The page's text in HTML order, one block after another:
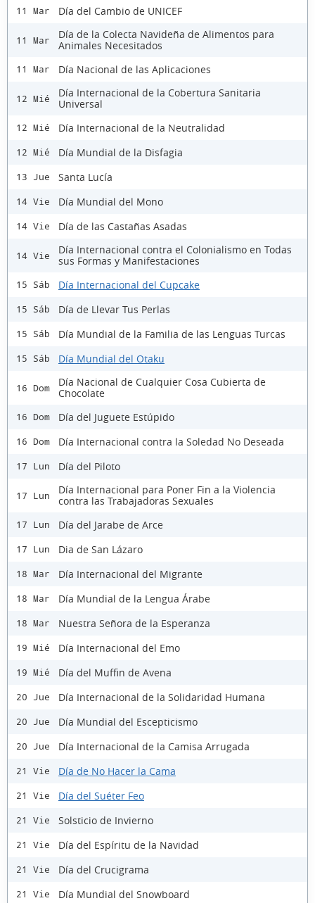
11 Mar Día del Cambio de UNICEF
11 Mar
Día de la Colecta Navideña de Alimentos para
Animales Necesitados
11 Mar Día Nacional de las Aplicaciones
12 Mié
Día Internacional de la Cobertura Sanitaria
Universal
12 Mié Día Internacional de la Neutralidad
12 Mié Día Mundial de la Disfagia
13 Jue Santa Lucía
14 Vie Día Mundial del Mono
14 Vie Día de las Castañas Asadas
14 Vie
Día Internacional contra el Colonialismo en Todas
sus Formas y Manifestaciones
15 Sáb Día Internacional del Cupcake
15 Sáb Día de Llevar Tus Perlas
15 Sáb Día Mundial de la Familia de las Lenguas Turcas
15 Sáb Día Mundial del Otaku
16 Dom
Día Nacional de Cualquier Cosa Cubierta de
Chocolate
16 Dom Día del Juguete Estúpido
16 Dom Día Internacional contra la Soledad No Deseada
17 Lun Día del Piloto
17 Lun
Día Internacional para Poner Fin a la Violencia
contra las Trabajadoras Sexuales
17 Lun Día del Jarabe de Arce
17 Lun Dia de San Lázaro
18 Mar Día Internacional del Migrante
18 Mar Día Mundial de la Lengua Árabe
18 Mar Nuestra Señora de la Esperanza
19 Mié Día Internacional del Emo
19 Mié Día del Muffin de Avena
20 Jue Día Internacional de la Solidaridad Humana
20 Jue Día Mundial del Escepticismo
20 Jue Día Internacional de la Camisa Arrugada
21 Vie Día de No Hacer la Cama
21 Vie Día del Suéter Feo
21 Vie Solsticio de Invierno
21 Vie Día del Espíritu de la Navidad
21 Vie Día del Crucigrama
21 Vie Día Mundial del Snowboard